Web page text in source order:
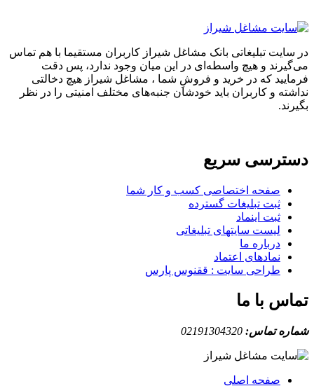
در سایت تبلیغاتی بانک مشاغل شیراز کاربران مستقیما با هم تماس
می‌گیرند و هیچ واسطه‌ای در این میان وجود ندارد، پس دقت
فرمایید که در خرید و فروشِ شما ، مشاغل شیراز هیچ دخالتی
نداشته و کاربران باید خودشان جنبه‌های مختلف امنیتی را در نظر
بگیرند.
دسترسی سریع
صفحه اختصاصی کسب و کار شما
ثبت تبلیغات گسترده
ثبت اینماد
لیست سایتهای تبلیغاتی
درباره ما
نمادهای اعتماد
طراحی سایت : ققنوس پارس
تماس با ما
شماره تماس: 02191304320
صفحه اصلی